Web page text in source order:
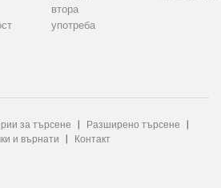
втора
употреба
за търсене
Разширено търсене
и върнати
Контакт